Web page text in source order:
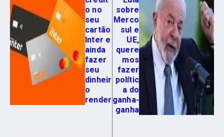
o no
seu
cartão
Inter e
ainda
fazer
seu
dinheir
o
render
sobre
Merco
sul e
UE,
quere
mos
fazer
polític
a do
ganha-
ganha